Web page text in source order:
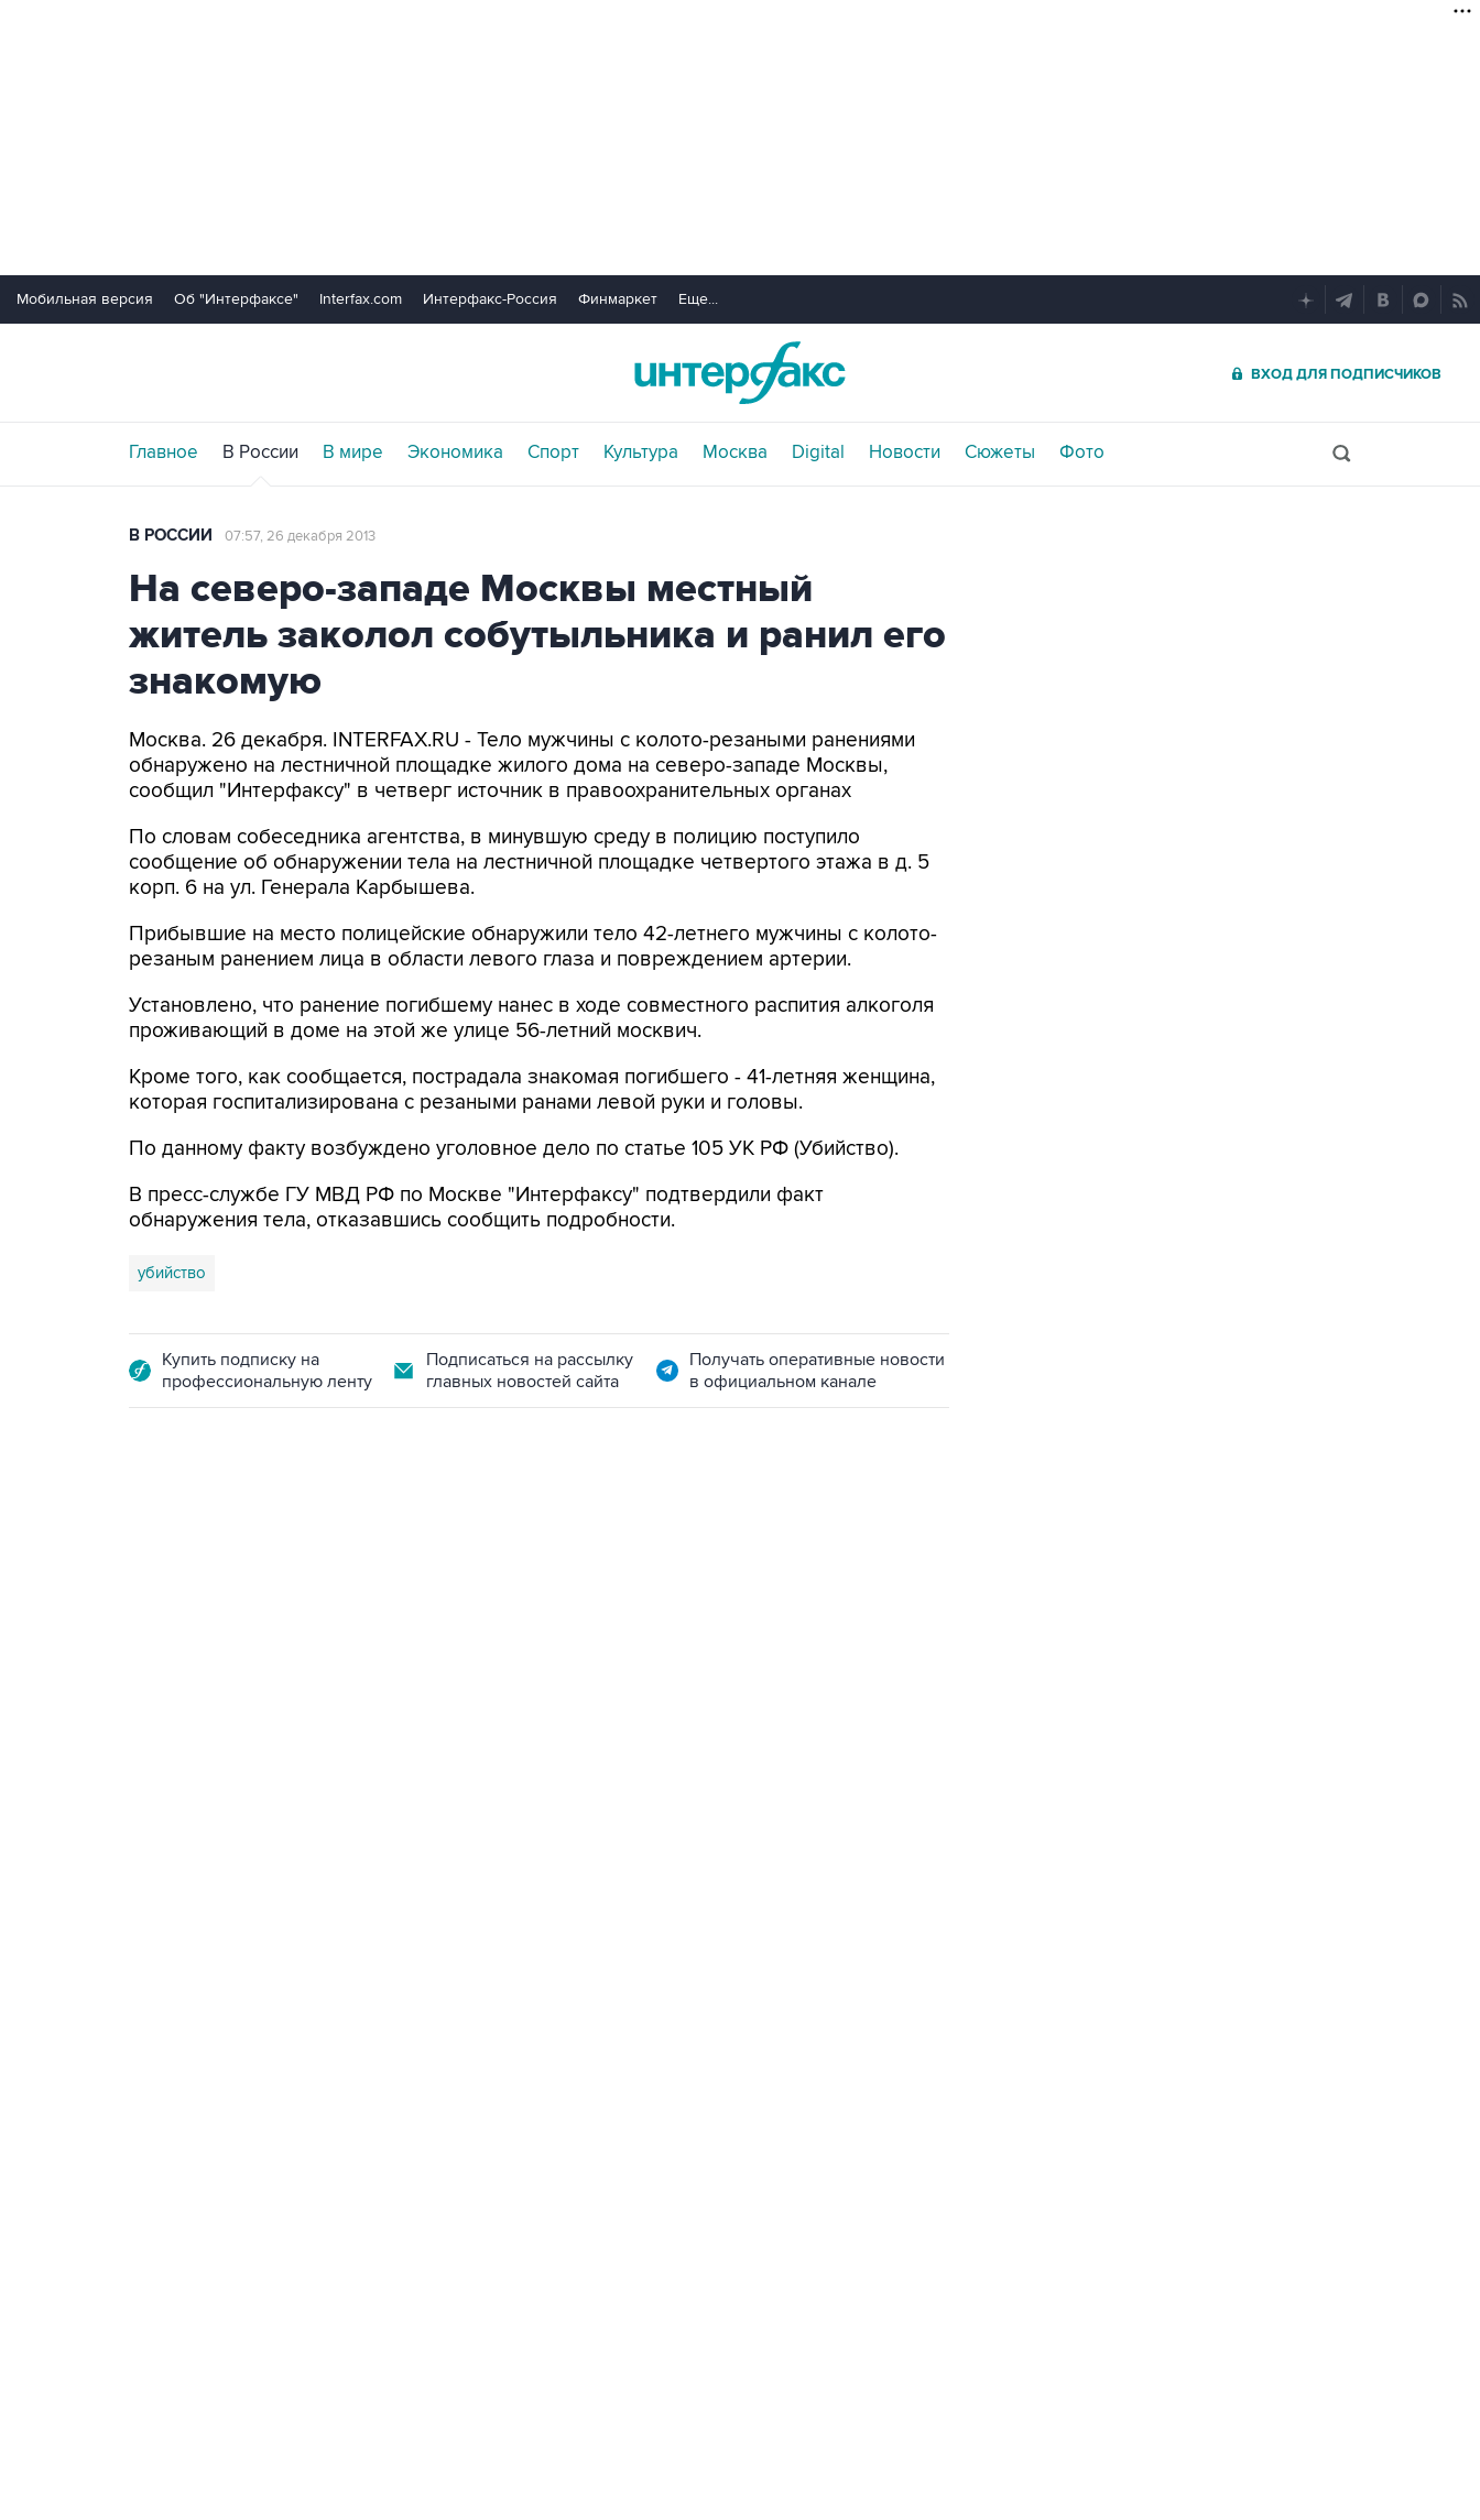
Мобильная версия Об "Интерфаксе" Interfax.com Интерфакс-Россия Финмаркет Еще...
ВХОД ДЛЯ ПОДПИСЧИКОВ
Главное В России В мире Экономика Спорт Культура Москва Digital Новости Сюжеты Фото
В РОССИИ 07:57, 26 декабря 2013
На северо-западе Москвы местный
житель заколол собутыльника и ранил его
знакомую
Москва. 26 декабря. INTERFAX.RU - Тело мужчины с колото-резаными ранениями
обнаружено на лестничной площадке жилого дома на северо-западе Москвы,
сообщил "Интерфаксу" в четверг источник в правоохранительных органах
По словам собеседника агентства, в минувшую среду в полицию поступило
сообщение об обнаружении тела на лестничной площадке четвертого этажа в д. 5
корп. 6 на ул. Генерала Карбышева.
Прибывшие на место полицейские обнаружили тело 42-летнего мужчины с колото-
резаным ранением лица в области левого глаза и повреждением артерии.
Установлено, что ранение погибшему нанес в ходе совместного распития алкоголя
проживающий в доме на этой же улице 56-летний москвич.
Кроме того, как сообщается, пострадала знакомая погибшего - 41-летняя женщина,
которая госпитализирована с резаными ранами левой руки и головы.
По данному факту возбуждено уголовное дело по статье 105 УК РФ (Убийство).
В пресс-службе ГУ МВД РФ по Москве "Интерфаксу" подтвердили факт
обнаружения тела, отказавшись сообщить подробности.
убийство
Купить подписку на
профессиональную ленту
Подписаться на рассылку
главных новостей сайта
Получать оперативные новости
в официальном канале